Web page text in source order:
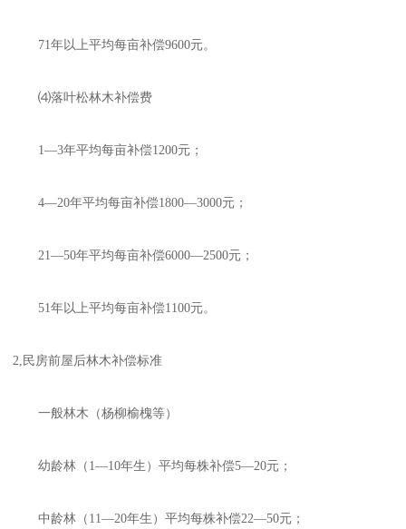
71年以上平均每亩补偿9600元。
⑷落叶松林木补偿费
1—3年平均每亩补偿1200元；
4—20年平均每亩补偿1800—3000元；
21—50年平均每亩补偿6000—2500元；
51年以上平均每亩补偿1100元。
2,民房前屋后林木补偿标准
一般林木（杨柳榆槐等）
幼龄林（1—10年生）平均每株补偿5—20元；
中龄林（11—20年生）平均每株补偿22—50元；